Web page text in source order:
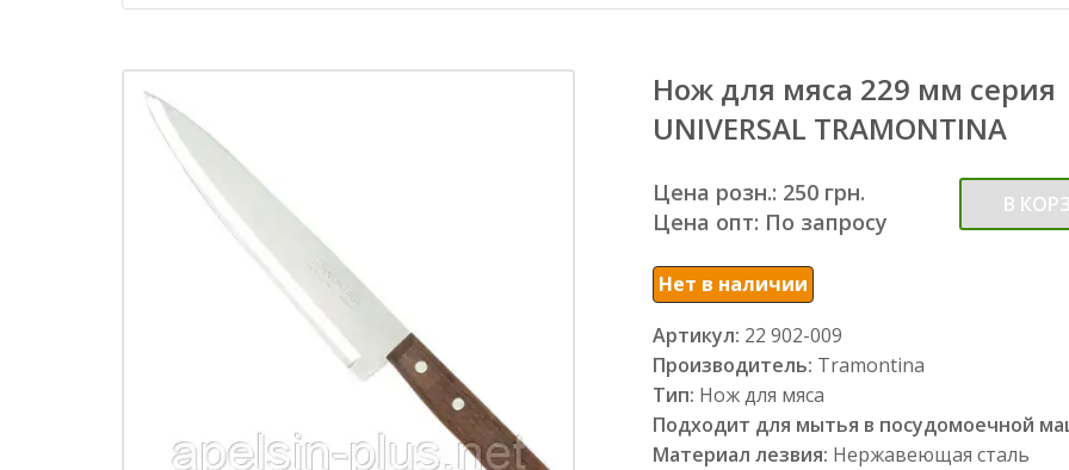
Нож для мяса 229 мм серия
UNIVERSAL TRAMONTINA
Цена розн.: 250 грн.
Цена опт: По запросу
В
Нет в наличии
Артикул: 22 902-009
Производитель: Tramontina
Тип: Нож для мяса
Подходит для мытья в посудомоечной
Материал лезвия: Нержавеющая сталь